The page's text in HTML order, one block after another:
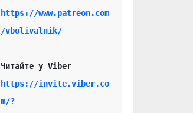
https://www.patreon.com
/vbolivalnik/
Читайте у Viber
https://invite.viber.co
m/?